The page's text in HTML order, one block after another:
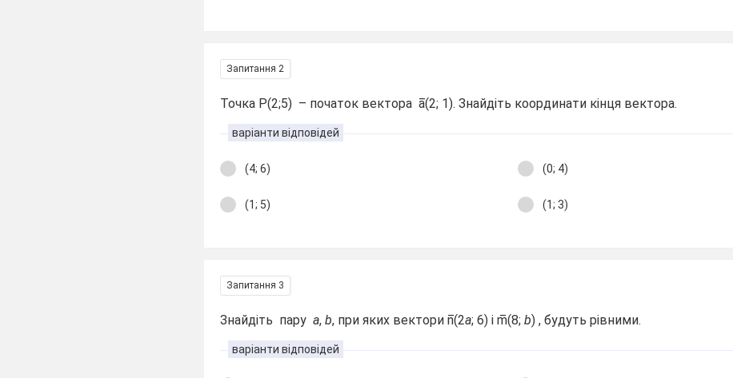
Запитання 2
Точка P(2;5) – початок вектора a̅(2; 1). Знайдіть координати кінця вектора.
варіанти відповідей
(4; 6) (0; 4)
(1; 5) (1; 3)
Запитання 3
Знайдіть паруa,b, при яких вектори n̅(2a; 6) і m̅(8; b) , будуть рівними.
варіанти відповідей